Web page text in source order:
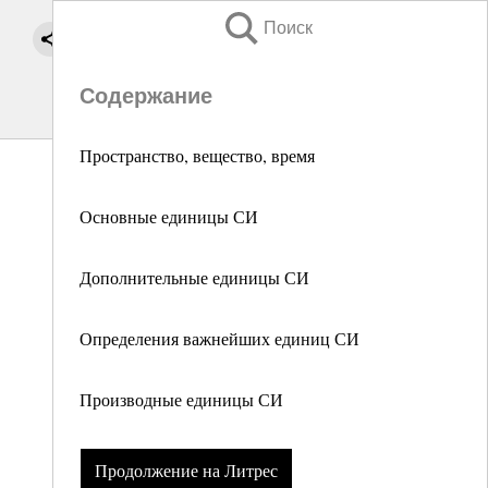
Поиск
Содержание
Пространство, вещество, время
Основные единицы СИ
Дополнительные единицы СИ
Определения важнейших единиц СИ
Производные единицы СИ
Продолжение на Литрес